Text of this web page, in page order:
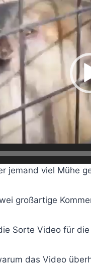
jemand viel Mühe
großartige
Sorte Video für
das Video